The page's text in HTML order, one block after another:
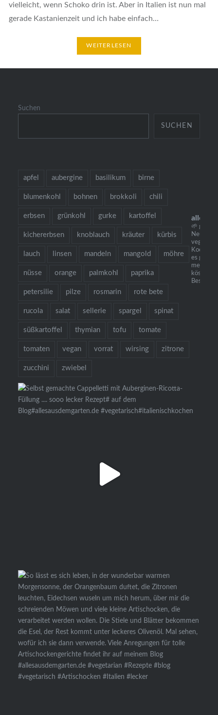
vielleicht, wenn Schoko drin ist. Aber in Italien ist nun mal
gerade Kastanienzeit und ich habe einfach…
WEITERLESEN
Suchen
SUCHEN
apfel aubergine basilikum birne
blumenkohl bohnen brokkoli chili
erbsen grünkohl gurke kartoffel
kichererbsen knoblauch kräuter kürbis
lauch linsen mandeln mangold möhre
nüsse orange palmkohl paprika
petersilie pilze rosmarin rote bete
rucola salat sellerie spargel spinat
süßkartoffel thymian tofu tomate
tomaten vegan vorrat wirsing zitrone
zucchini zwiebel
🌱 grow
Neu:
es gibt
mehr als